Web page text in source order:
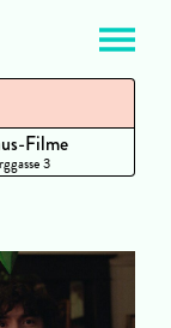
Filme
3